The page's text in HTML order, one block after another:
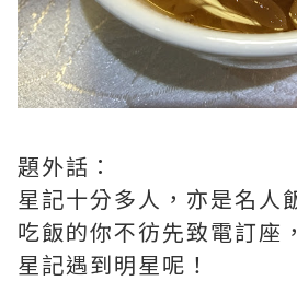
題外話：
星記十分多人，亦是名人
吃飯的你不彷先致電訂座
星記遇到明星呢！